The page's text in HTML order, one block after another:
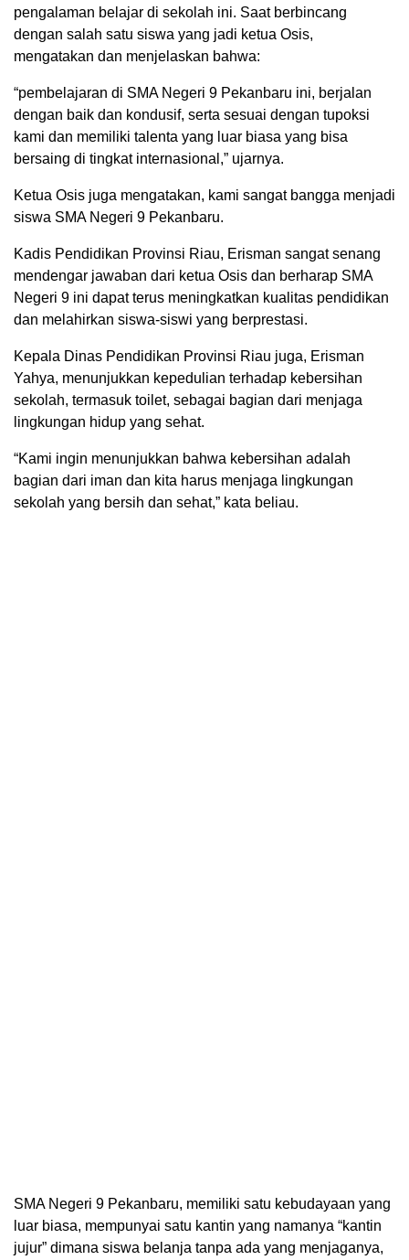
pengalaman belajar di sekolah ini. Saat berbincang
dengan salah satu siswa yang jadi ketua Osis,
mengatakan dan menjelaskan bahwa:
“pembelajaran di SMA Negeri 9 Pekanbaru ini, berjalan
dengan baik dan kondusif, serta sesuai dengan tupoksi
kami dan memiliki talenta yang luar biasa yang bisa
bersaing di tingkat internasional,” ujarnya.
Ketua Osis juga mengatakan, kami sangat bangga menjadi
siswa SMA Negeri 9 Pekanbaru.
Kadis Pendidikan Provinsi Riau, Erisman sangat senang
mendengar jawaban dari ketua Osis dan berharap SMA
Negeri 9 ini dapat terus meningkatkan kualitas pendidikan
dan melahirkan siswa-siswi yang berprestasi.
Kepala Dinas Pendidikan Provinsi Riau juga, Erisman
Yahya, menunjukkan kepedulian terhadap kebersihan
sekolah, termasuk toilet, sebagai bagian dari menjaga
lingkungan hidup yang sehat.
“Kami ingin menunjukkan bahwa kebersihan adalah
bagian dari iman dan kita harus menjaga lingkungan
sekolah yang bersih dan sehat,” kata beliau.
SMA Negeri 9 Pekanbaru, memiliki satu kebudayaan yang
luar biasa, mempunyai satu kantin yang namanya “kantin
jujur” dimana siswa belanja tanpa ada yang menjaganya,